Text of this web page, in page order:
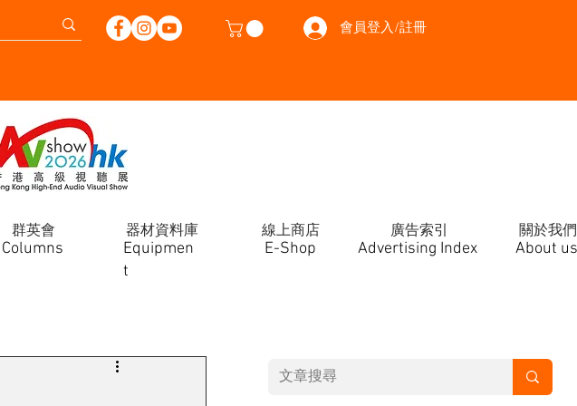
會員登入/註冊
群英會 器材資料庫 線上商店 廣告索引 關於我們
Equipmen
t
E-Shop
Columns About us
Advertising Index